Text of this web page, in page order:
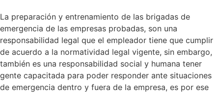
La preparación y entrenamiento de las brigadas de
emergencia de las empresas probadas, son una
responsabilidad legal que el empleador tiene que cumplir
de acuerdo a la normatividad legal vigente, sin embargo,
también es una responsabilidad social y humana tener
gente capacitada para poder responder ante situaciones
de emergencia dentro y fuera de la empresa, es por ese